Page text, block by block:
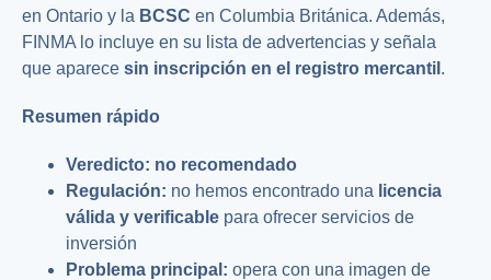
en Ontario y la BCSC en Columbia Británica. Además,
FINMA lo incluye en su lista de advertencias y señala
que aparece sin inscripción en el registro mercantil .
Resumen rápido
Veredicto: no recomendado
Regulación: no hemos encontrado una licencia
válida y verificable para ofrecer servicios de
inversión
Problema principal: opera con una imagen de